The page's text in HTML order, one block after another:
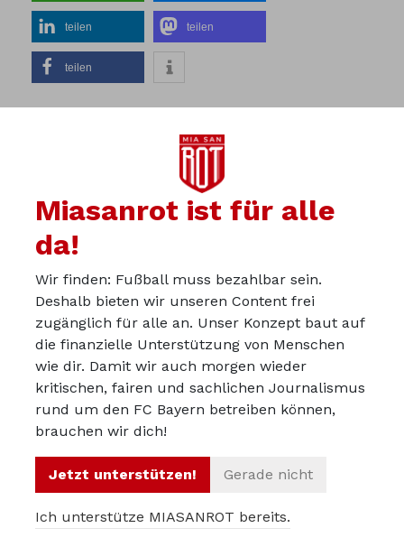
teilen teilen
teilen
Leserkommentare
Miasanrot ist für alle
da!
Wir finden: Fußball muss bezahlbar sein.
Deshalb bieten wir unseren Content frei
zugänglich für alle an. Unser Konzept baut auf
die finanzielle Unterstützung von Menschen
wie dir. Damit wir auch morgen wieder
kritischen, fairen und sachlichen Journalismus
rund um den FC Bayern betreiben können,
brauchen wir dich!
Jetzt unterstützen! Gerade nicht
Ich unterstütze MIASANROT bereits.